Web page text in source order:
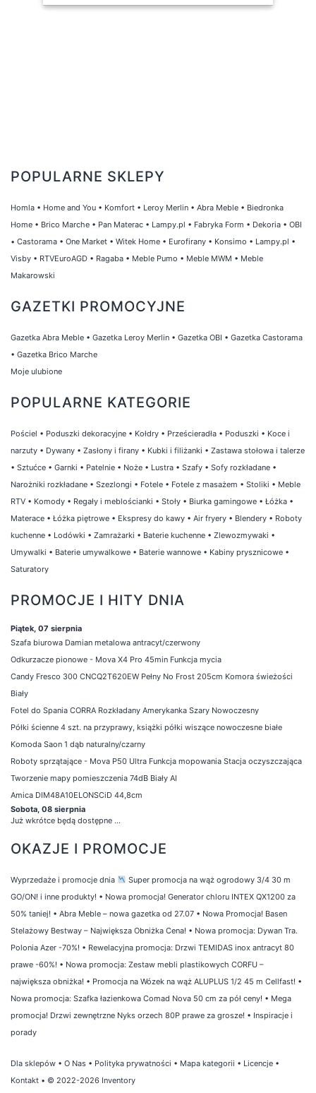
POPULARNE SKLEPY
Homla • Home and You • Komfort • Leroy Merlin • Abra Meble • Biedronka
Home • Brico Marche • Pan Materac • Lampy.pl • Fabryka Form • Dekoria • OBI
• Castorama • One Market • Witek Home • Eurofirany • Konsimo • Lampy.pl •
Visby • RTVEuroAGD • Ragaba • Meble Pumo • Meble MWM • Meble
Makarowski
GAZETKI PROMOCYJNE
Gazetka Abra Meble • Gazetka Leroy Merlin • Gazetka OBI • Gazetka Castorama
• Gazetka Brico Marche
Moje ulubione
POPULARNE KATEGORIE
Pościel • Poduszki dekoracyjne • Kołdry • Prześcieradła • Poduszki • Koce i
narzuty • Dywany • Zasłony i firany • Kubki i filiżanki • Zastawa stołowa i talerze
• Sztućce • Garnki • Patelnie • Noże • Lustra • Szafy • Sofy rozkładane •
Narożniki rozkładane • Szezlongi • Fotele • Fotele z masażem • Stoliki • Meble
RTV • Komody • Regały i meblościanki • Stoły • Biurka gamingowe • Łóżka •
Materace • Łóżka piętrowe • Ekspresy do kawy • Air fryery • Blendery • Roboty
kuchenne • Lodówki • Zamrażarki • Baterie kuchenne • Zlewozmywaki •
Umywalki • Baterie umywalkowe • Baterie wannowe • Kabiny prysznicowe •
Saturatory
PROMOCJE I HITY DNIA
Piątek, 07 sierpnia
Szafa biurowa Damian metalowa antracyt/czerwony
Odkurzacze pionowe - Mova X4 Pro 45min Funkcja mycia
Candy Fresco 300 CNCQ2T620EW Pełny No Frost 205cm Komora świeżości
Biały
Fotel do Spania CORRA Rozkładany Amerykanka Szary Nowoczesny
Półki ścienne 4 szt. na przyprawy, książki półki wiszące nowoczesne białe
Komoda Saon 1 dąb naturalny/czarny
Roboty sprzątające - Mova P50 Ultra Funkcja mopowania Stacja oczyszczająca
Tworzenie mapy pomieszczenia 74dB Biały AI
Amica DIM48A10ELONSCiD 44,8cm
Sobota, 08 sierpnia
Już wkrótce będą dostępne ...
OKAZJE I PROMOCJE
Wyprzedaże i promocje dnia
Super promocja na wąż ogrodowy 3/4 30 m
GO/ON! i inne produkty! • Nowa promocja! Generator chloru INTEX QX1200 za
50% taniej! • Abra Meble – nowa gazetka od 27.07 • Nowa Promocja! Basen
Stelażowy Bestway – Największa Obniżka Cena! • Nowa promocja: Dywan Tra.
Polonia Azer -70%! • Rewelacyjna promocja: Drzwi TEMIDAS inox antracyt 80
prawe -60%! • Nowa promocja: Zestaw mebli plastikowych CORFU –
największa obniżka! • Promocja na Wózek na wąż ALUPLUS 1/2 45 m Cellfast! •
Nowa promocja: Szafka łazienkowa Comad Nova 50 cm za pół ceny! • Mega
promocja! Drzwi zewnętrzne Nyks orzech 80P prawe za grosze! • Inspiracje i
porady
Dla sklepów • O Nas • Polityka prywatności • Mapa kategorii • Licencje •
Kontakt • © 2022-2026 Inventory